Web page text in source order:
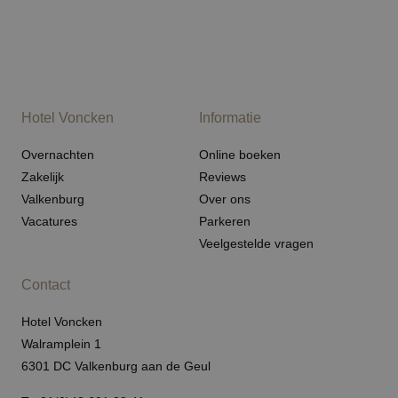
Hotel Voncken
Overnachten
Zakelijk
Valkenburg
Vacatures
Informatie
Online boeken
Reviews
Over ons
Parkeren
Veelgestelde vragen
Contact
Hotel Voncken
Walramplein 1
6301 DC Valkenburg aan de Geul